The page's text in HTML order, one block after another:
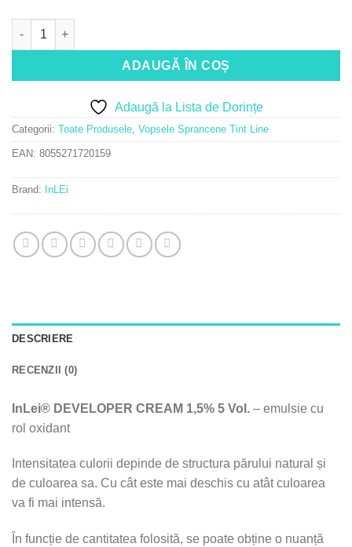
Cantitate InLei® DEVELOPER CREAM 1,5% 5 Vol.
ADAUGĂ ÎN COȘ
Adaugă la Lista de Dorințe
Categorii: Toate Produsele Vopsele Sprancene Tint Line
EAN: 8055271720159
Brand: InLEi
DESCRIERE
RECENZII (0)
InLei® DEVELOPER CREAM 1,5% 5 Vol. – emulsie cu
rol oxidant
Intensitatea culorii depinde de structura părului natural și
de culoarea sa. Cu cât este mai deschis cu atât culoarea
va fi mai intensă.
În funcție de cantitatea folosită, se poate obține o nuanță